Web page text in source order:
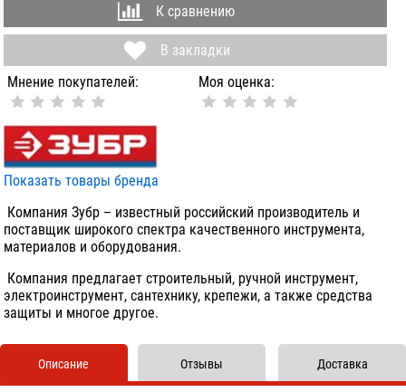
К сравнению
В закладки
Мнение покупателей:
Моя оценка:
Показать товары бренда
Компания Зубр – известный российский производитель и
поставщик широкого спектра качественного инструмента,
материалов и оборудования.
Компания предлагает строительный, ручной инструмент,
электроинструмент, сантехнику, крепежи, а также средства
защиты и многое другое.
Описание Отзывы Доставка